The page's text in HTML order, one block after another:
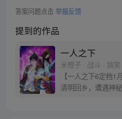
答案问题点击 举报反馈
提到的作品
一人之下
米橙子 · 战斗 · 搞笑
【一人之下6定档1
清明回乡，遭遇神